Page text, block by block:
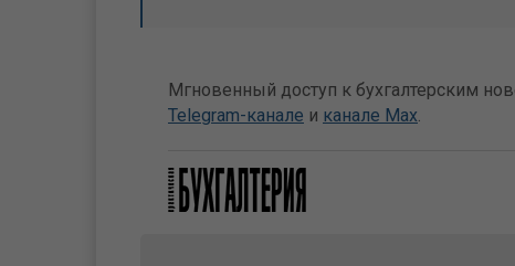
Мгновенный доступ к бухгалтерским
Telegram-канале и канале Max.